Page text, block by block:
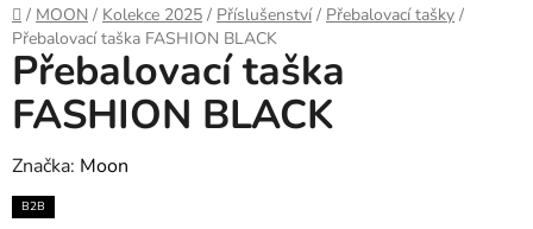
Domů
/ MOON / Kolekce 2025 / Příslušenství / Přebalovací tašky /
Přebalovací taška FASHION BLACK
Přebalovací taška
FASHION BLACK
Značka: Moon
B2B